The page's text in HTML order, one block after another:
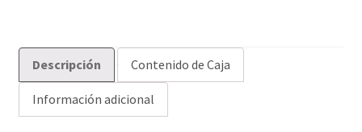
Descripción Contenido de Caja
Información adicional